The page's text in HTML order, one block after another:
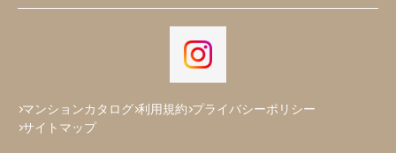
マンションカタログ 利用規約 プライバシーポリシー
サイトマップ